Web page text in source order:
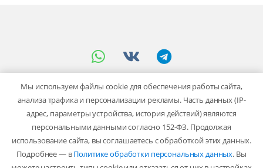
Остались вопросы? мы
работаем с 9:00 до 18:00!
Мы используем файлы cookie для обеспечения работы сайта,
анализа трафика и персонализации рекламы. Часть данных (IP-
адрес, параметры устройства, история действий) являются
персональными данными согласно 152-ФЗ. Продолжая
использование сайта, вы соглашаетесь с обработкой этих данных.
Подробнее — вПолитике обработки персональных данных. Вы